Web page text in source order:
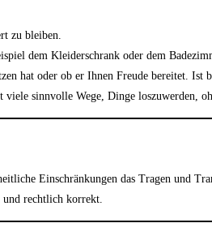
zu bleiben.
dem Kleiderschrank oder dem
hat oder ob er Ihnen Freude bereitet. Ist
sinnvolle Wege, Dinge loszuwerden,
Einschränkungen das Tragen und
und rechtlich korrekt.